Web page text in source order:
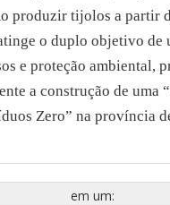
produzir tijolos a partir
o duplo objetivo de
e proteção ambiental,
a construção de uma
Zero” na província
em um: